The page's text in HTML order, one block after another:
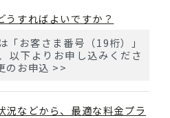
うすればよいですか？
「お客さま番号（19桁）」
以下よりお申し込みくださ
のお申込 >>
況などから、最適な料金プラ